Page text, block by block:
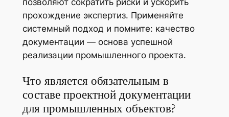
позволяют сократить риски и ускорить
прохождение экспертиз. Применяйте
системный подход и помните: качество
документации — основа успешной
реализации промышленного проекта.
Что является обязательным в
составе проектной документации
для промышленных объектов?